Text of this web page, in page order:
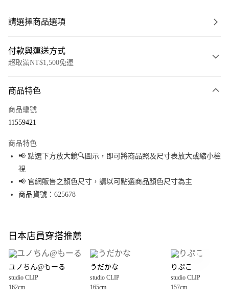
請選擇商品選項
付款與運送方式
超取滿NT$1,500免運
信用卡一次付款
Apple Pay
街口支付
悠遊付
全盈+PAY
大哥付你分期
【大哥付你分期使用說明】
1.本服務由台灣大哥大提供，台灣大哥大用戶可立即使用無須另外申請。
2.付款方式選擇「大哥付你分期」，訂單成立後會自動跳轉到大哥付的交易
AFTEE先享後付
商品特色
商品編號
11559421
商品特色
📢 點選下方放大鏡🔍圖示，即可將商品照及尺寸表放大或縮小檢
視
📢 官網販售之顏色尺寸，請以可點選商品顏色尺寸為主
商品貨號：625678
日本店員穿搭推薦
ユノちん@もーる
studio CLIP
162cm
うだかな
studio CLIP
165cm
りぷこ
studio CLIP
157cm